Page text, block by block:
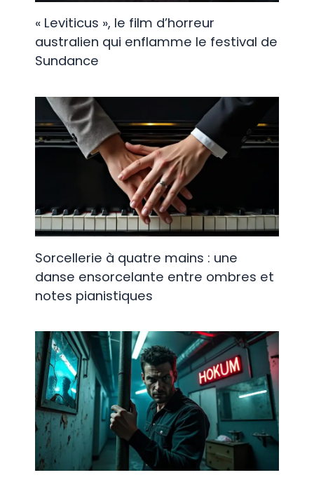
« Leviticus », le film d’horreur
australien qui enflamme le festival de
Sundance
Sorcellerie à quatre mains : une
danse ensorcelante entre ombres et
notes pianistiques